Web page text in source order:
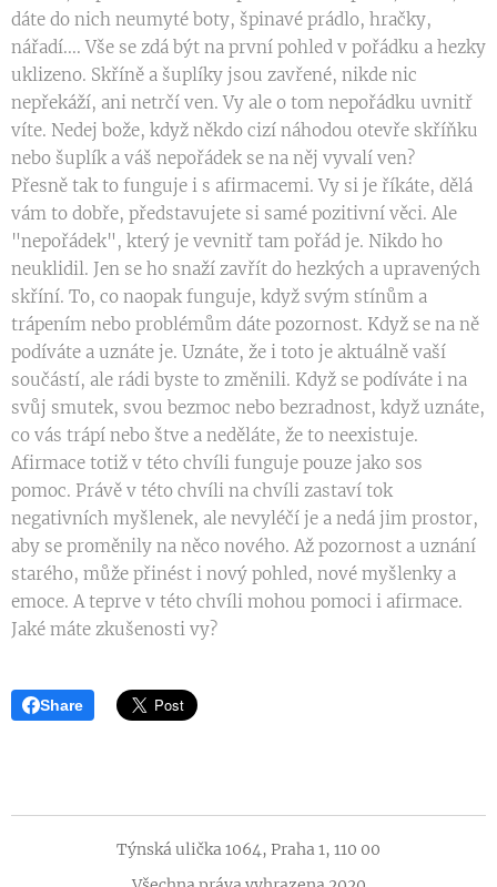
dáte do nich neumyté boty, špinavé prádlo, hračky,
nářadí.... Vše se zdá být na první pohled v pořádku a hezky
uklizeno. Skříně a šuplíky jsou zavřené, nikde nic
nepřekáží, ani netrčí ven. Vy ale o tom nepořádku uvnitř
víte. Nedej bože, když někdo cizí náhodou otevře skříňku
nebo šuplík a váš nepořádek se na něj vyvalí ven?
Přesně tak to funguje i s afirmacemi. Vy si je říkáte, dělá
vám to dobře, představujete si samé pozitivní věci. Ale
"nepořádek", který je vevnitř tam pořád je. Nikdo ho
neuklidil. Jen se ho snaží zavřít do hezkých a upravených
skříní. To, co naopak funguje, když svým stínům a
trápením nebo problémům dáte pozornost. Když se na ně
podíváte a uznáte je. Uznáte, že i toto je aktuálně vaší
součástí, ale rádi byste to změnili. Když se podíváte i na
svůj smutek, svou bezmoc nebo bezradnost, když uznáte,
co vás trápí nebo štve a neděláte, že to neexistuje.
Afirmace totiž v této chvíli funguje pouze jako sos
pomoc. Právě v této chvíli na chvíli zastaví tok
negativních myšlenek, ale nevyléčí je a nedá jim prostor,
aby se proměnily na něco nového. Až pozornost a uznání
starého, může přinést i nový pohled, nové myšlenky a
emoce. A teprve v této chvíli mohou pomoci i afirmace.
Jaké máte zkušenosti vy?
Share
Týnská ulička 1064, Praha 1, 110 00